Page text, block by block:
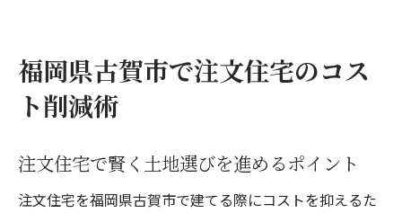
福岡県古賀市で注文住宅のコス
ト削減術
注文住宅で賢く土地選びを進めるポイント
注文住宅を福岡県古賀市で建てる際にコストを抑えるた